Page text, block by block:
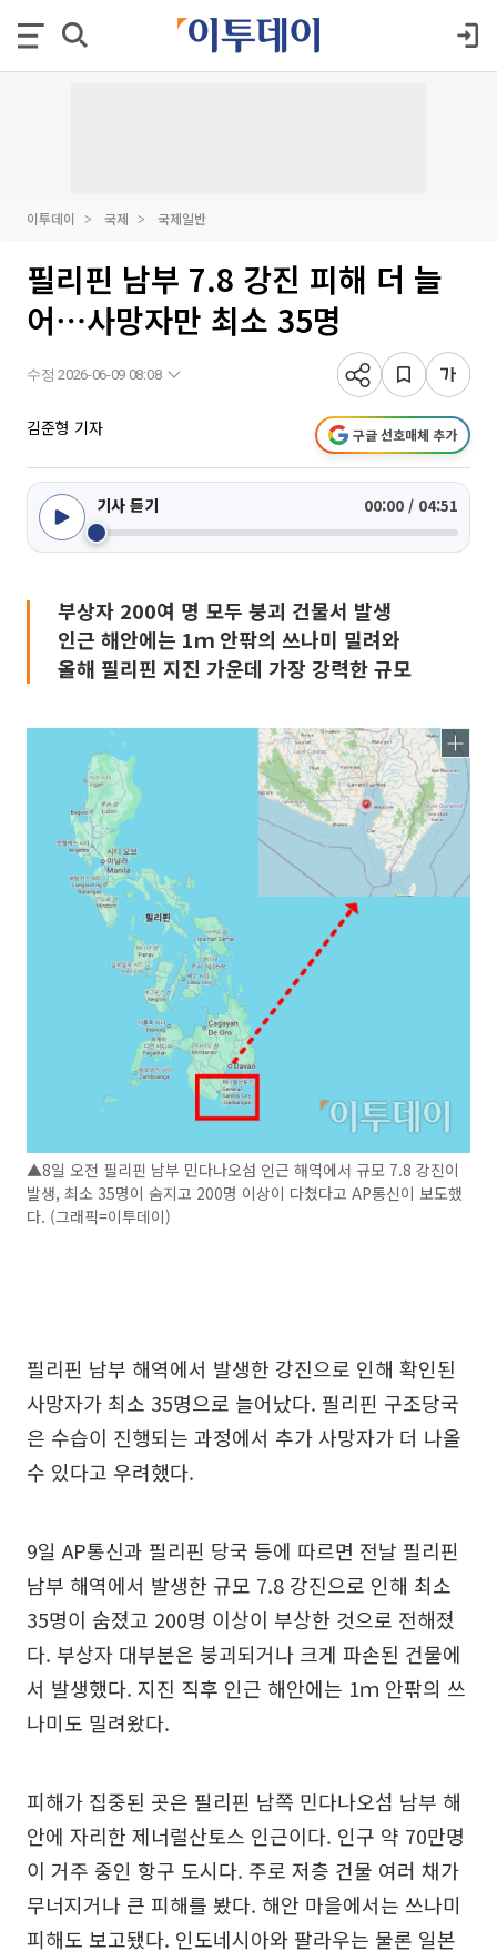
이투데이 국제 국제일반
필리핀 남부 7.8 강진 피해 더 늘
어⋯사망자만 최소 35명
수정 2026-06-09 08:08
김준형 기자 구글 선호매체 추가
기사 듣기 00:00 / 04:51
부상자 200여 명 모두 붕괴 건물서 발생
인근 해안에는 1ｍ 안팎의 쓰나미 밀려와
올해 필리핀 지진 가운데 가장 강력한 규모
▲8일 오전 필리핀 남부 민다나오섬 인근 해역에서 규모 7.8 강진이
발생, 최소 35명이 숨지고 200명 이상이 다쳤다고 AP통신이 보도했
다. (그래픽=이투데이)
필리핀 남부 해역에서 발생한 강진으로 인해 확인된
사망자가 최소 35명으로 늘어났다. 필리핀 구조당국
은 수습이 진행되는 과정에서 추가 사망자가 더 나올
수 있다고 우려했다.
9일 AP통신과 필리핀 당국 등에 따르면 전날 필리핀
남부 해역에서 발생한 규모 7.8 강진으로 인해 최소
35명이 숨졌고 200명 이상이 부상한 것으로 전해졌
다. 부상자 대부분은 붕괴되거나 크게 파손된 건물에
서 발생했다. 지진 직후 인근 해안에는 1ｍ 안팎의 쓰
나미도 밀려왔다.
피해가 집중된 곳은 필리핀 남쪽 민다나오섬 남부 해
안에 자리한 제너럴산토스 인근이다. 인구 약 70만명
이 거주 중인 항구 도시다. 주로 저층 건물 여러 채가
무너지거나 큰 피해를 봤다. 해안 마을에서는 쓰나미
피해도 보고됐다. 인도네시아와 팔라우는 물론 일본